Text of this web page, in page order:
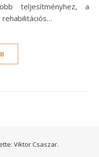
teljesítményhez, a
Viktor Csaszar.